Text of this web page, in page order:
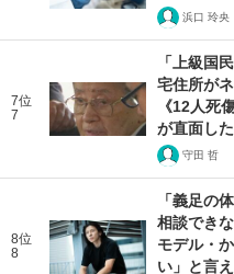
浜口 玲央
7位
7
「上級国
宅住所が
《12人死
が直面し
守田 哲
8位
8
「義足の
相談でき
モデル・
い」と言